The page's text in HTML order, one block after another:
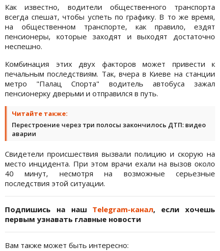
Как известно, водители общественного транспорта
всегда спешат, чтобы успеть по графику. В то же время,
на общественном транспорте, как правило, ездят
пенсионеры, которые заходят и выходят достаточно
неспешно.
Комбинация этих двух факторов может привести к
печальным последствиям. Так, вчера в Киеве на станции
метро "Палац Спорта" водитель автобуса зажал
пенсионерку дверьми и отправился в путь.
Читайте также:
Перестроение через три полосы закончилось ДТП: видео
аварии
Свидетели происшествия вызвали полицию и скорую на
место инцидента. При этом врачи ехали на вызов около
40 минут, несмотря на возможные серьезные
последствия этой ситуации.
Подпишись на наш Telegram-канал, если хочешь
первым узнавать главные новости
Вам также может быть интересно: